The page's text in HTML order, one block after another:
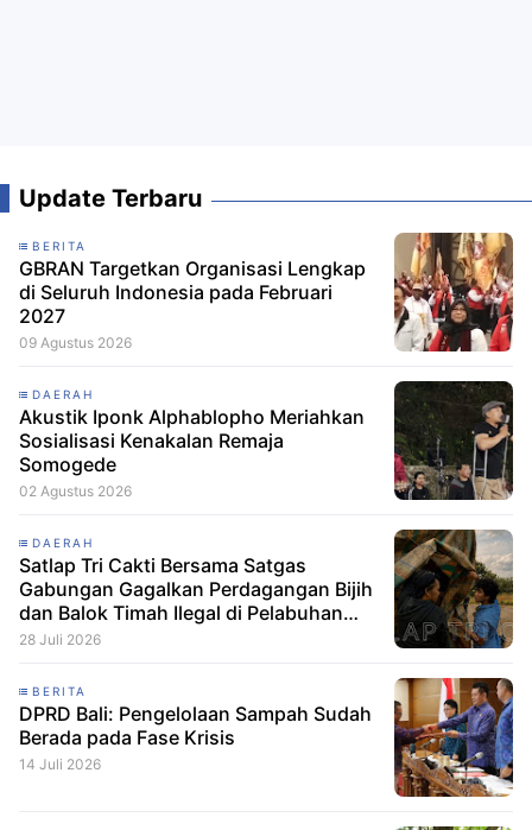
Update Terbaru
BERITA
GBRAN Targetkan Organisasi Lengkap
di Seluruh Indonesia pada Februari
2027
09 Agustus 2026
DAERAH
Akustik Iponk Alphablopho Meriahkan
Sosialisasi Kenakalan Remaja
Somogede
02 Agustus 2026
DAERAH
Satlap Tri Cakti Bersama Satgas
Gabungan Gagalkan Perdagangan Bijih
dan Balok Timah Ilegal di Pelabuhan
Pelindo Belitung
28 Juli 2026
BERITA
DPRD Bali: Pengelolaan Sampah Sudah
Berada pada Fase Krisis
14 Juli 2026